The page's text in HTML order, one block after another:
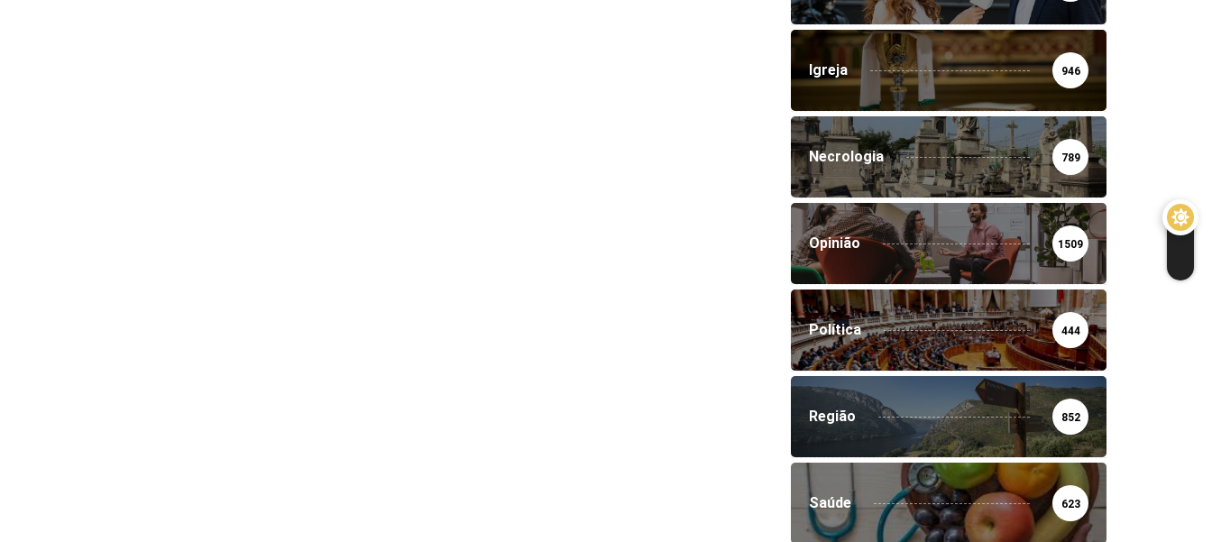
Igreja 946
Necrologia 789
Opinião 1509
Política 444
Região 852
Saúde 623